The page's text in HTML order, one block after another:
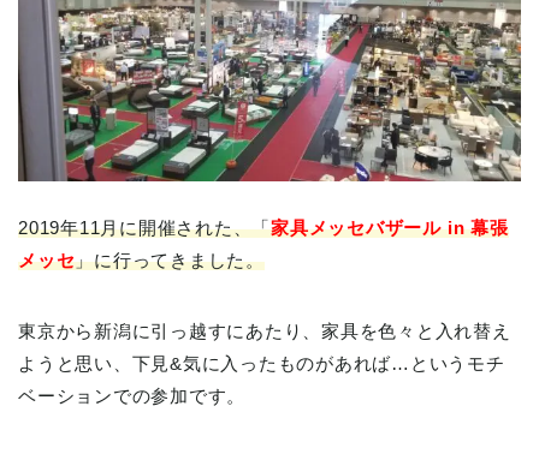
2019年11月に開催された、「家具メッセバザール in 幕張
メッセ」に行ってきました。
東京から新潟に引っ越すにあたり、家具を色々と入れ替え
ようと思い、下見&気に入ったものがあれば…というモチ
ベーションでの参加です。